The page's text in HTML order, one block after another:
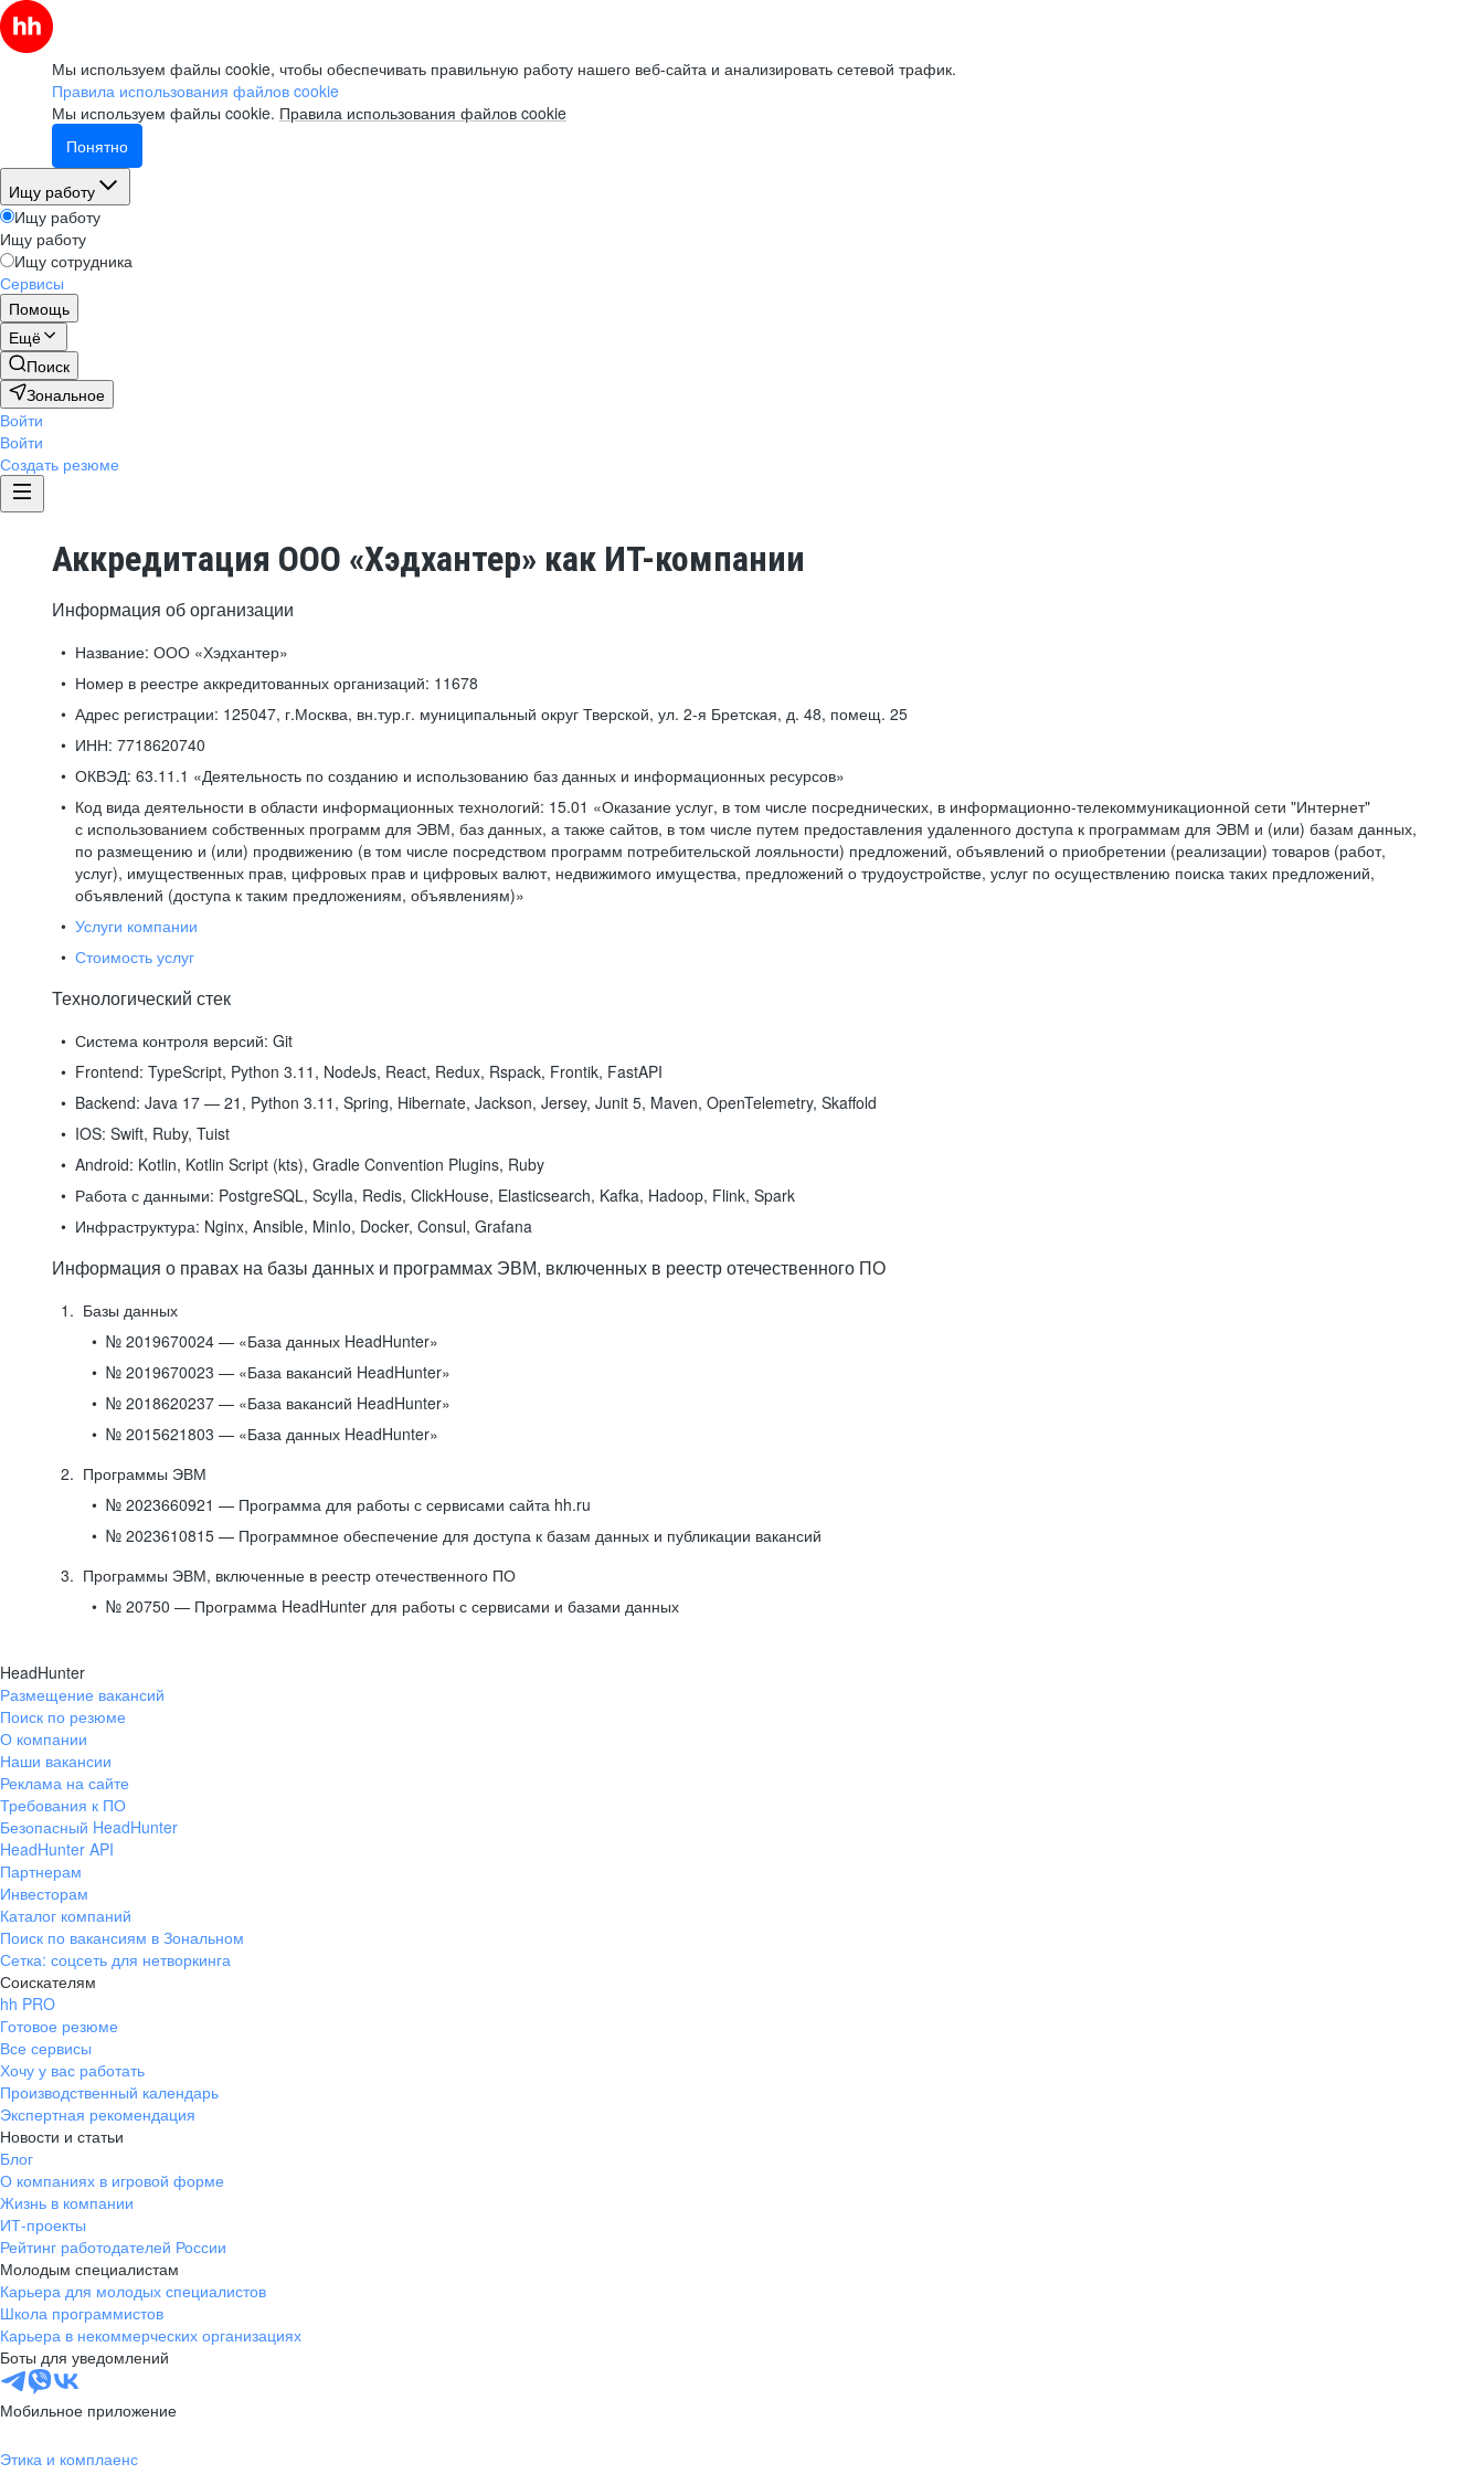
Мы используем файлы cookie, чтобы обеспечивать правильную работу нашего веб-сайта и анализировать сетевой трафик.
Правила использования файлов cookie
Мы используем файлы cookie. Правила использования файлов cookie
Понятно
Ищу работу
Ищу работу
Ищу работу
Ищу сотрудника
Сервисы
Помощь
Ещё
Поиск
Зональное
Войти
Войти
Создать резюме
Аккредитация ООО «Хэдхантер» как ИТ-компании
Информация об организации
Название: ООО «Хэдхантер»
Номер в реестре аккредитованных организаций: 11678
Адрес регистрации: 125047, г.Москва, вн.тур.г. муниципальный округ Тверской, ул. 2-я Бретская, д. 48, помещ. 25
ИНН: 7718620740
ОКВЭД: 63.11.1 «Деятельность по созданию и использованию баз данных и информационных ресурсов»
Код вида деятельности в области информационных технологий: 15.01 «Оказание услуг, в том числе посреднических, в информационно-телекоммуникационной сети "Интернет"
с использованием собственных программ для ЭВМ, баз данных, а также сайтов, в том числе путем предоставления удаленного доступа к программам для ЭВМ и (или) базам данных,
по размещению и (или) продвижению (в том числе посредством программ потребительской лояльности) предложений, объявлений о приобретении (реализации) товаров (работ,
услуг), имущественных прав, цифровых прав и цифровых валют, недвижимого имущества, предложений о трудоустройстве, услуг по осуществлению поиска таких предложений,
объявлений (доступа к таким предложениям, объявлениям)»
Услуги компании
Стоимость услуг
Технологический стек
Система контроля версий: Git
Frontend: TypeScript, Python 3.11, NodeJs, React, Redux, Rspack, Frontik, FastAPI
Backend: Java 17 — 21, Python 3.11, Spring, Hibernate, Jackson, Jersey, Junit 5, Maven, OpenTelemetry, Skaffold
IOS: Swift, Ruby, Tuist
Android: Kotlin, Kotlin Script (kts), Gradle Convention Plugins, Ruby
Работа с данными: PostgreSQL, Scylla, Redis, ClickHouse, Elasticsearch, Kafka, Hadoop, Flink, Spark
Инфраструктура: Nginx, Ansible, MinIo, Docker, Consul, Grafana
Информация о правах на базы данных и программах ЭВМ, включенных в реестр отечественного ПО
Базы данных
№ 2019670024 — «База данных HeadHunter»
№ 2019670023 — «База вакансий HeadHunter»
№ 2018620237 — «База вакансий HeadHunter»
№ 2015621803 — «База данных HeadHunter»
Программы ЭВМ
№ 2023660921 — Программа для работы с сервисами сайта hh.ru
№ 2023610815 — Программное обеспечение для доступа к базам данных и публикации вакансий
Программы ЭВМ, включенные в реестр отечественного ПО
№ 20750 — Программа HeadHunter для работы с сервисами и базами данных
HeadHunter
Размещение вакансий
Поиск по резюме
О компании
Наши вакансии
Реклама на сайте
Требования к ПО
Безопасный HeadHunter
HeadHunter API
Партнерам
Инвесторам
Каталог компаний
Поиск по вакансиям в Зональном
Сетка: соцсеть для нетворкинга
Соискателям
hh PRO
Готовое резюме
Все сервисы
Хочу у вас работать
Производственный календарь
Экспертная рекомендация
Новости и статьи
Блог
О компаниях в игровой форме
Жизнь в компании
ИТ-проекты
Рейтинг работодателей России
Молодым специалистам
Карьера для молодых специалистов
Школа программистов
Карьера в некоммерческих организациях
Боты для уведомлений
Мобильное приложение
Этика и комплаенс